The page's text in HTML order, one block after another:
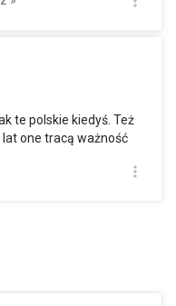
te polskie kiedyś. Też
lat one tracą ważność